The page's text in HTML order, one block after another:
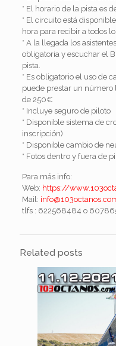
* El horario de la pista es
* El circuito está
hora para recibir a todos
* A la llegada los
obligatoria y escuchar el
pista.
* Es obligatorio el uso de
puede prestar un número
de 250€
* Incluye seguro de piloto
* Disponible sistema de
inscripción)
* Disponible cambio de
* Fotos dentro y fuera de
Para más info:
Web: https://
Mail:
tlfs : 622568484 o
Related posts